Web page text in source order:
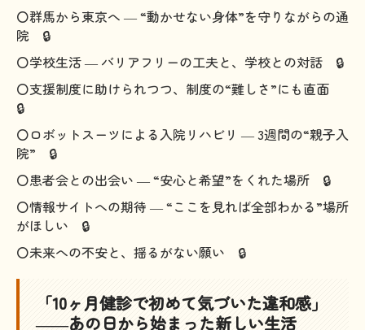
〇群馬から東京へ ― “動かせない身体”を守りながらの通
院 🔒
〇学校生活 ― バリアフリーの工夫と、学校との対話 🔒
〇支援制度に助けられつつ、制度の“難しさ”にも直面
🔒
〇ロボットスーツによる入院リハビリ ― 3週間の“親子入
院” 🔒
〇患者会との出会い ― “安心と希望”をくれた場所 🔒
〇情報サイトへの期待 ― “ここを見れば全部わかる”場所
がほしい 🔒
〇未来への不安と、揺るがない願い 🔒
「10ヶ月健診で初めて気づいた違和感」
――あの日から始まった新しい生活